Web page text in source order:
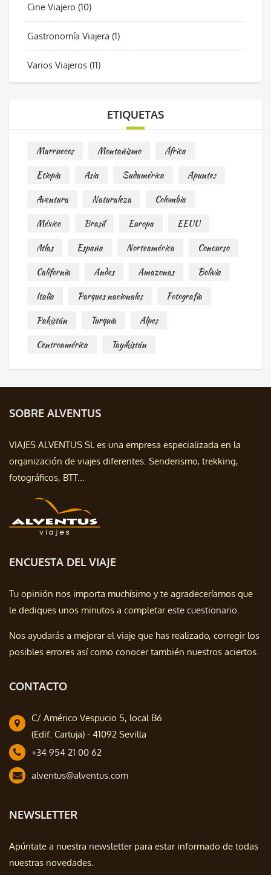
Cine Viajero (10)
Gastronomía Viajera (1)
Varios Viajeros (11)
ETIQUETAS
Marruecos Montañismo
África
Etiopía
Asia Sudamérica
Apuntes
Aventura
Naturaleza
Colombia
México
Brasil Europa
EEUU
Atlas
España Norteamérica
Concurso
California
Andes Amazonas
Bolivia
Italia
Parques nacionales
Fotografía
Pakistán
Turquía
Alpes
Centroamérica
Tayikistán
SOBRE ALVENTUS
VIAJES ALVENTUS SL es una empresa especializada en la
organización de viajes diferentes. Senderismo, trekking,
fotográficos, BTT...
ENCUESTA DEL VIAJE
Tu opinión nos importa muchísimo y te agradeceríamos que
le dediques unos minutos a completareste cuestionario.
Nos ayudarás a mejorar el viaje que has realizado, corregir los
posibles errores así como conocer también nuestros aciertos.
CONTACTO
C/ Américo Vespucio 5, local B6
(Edif. Cartuja) - 41092 Sevilla
+34 954 21 00 62
alventus@alventus.com
NEWSLETTER
Apúntate a nuestra newsletterpara estar informado de todas
nuestras novedades.